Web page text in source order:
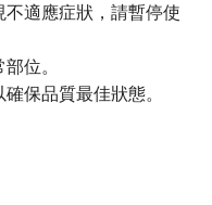
適應症狀，請暫停使
位。
保品質最佳狀態。